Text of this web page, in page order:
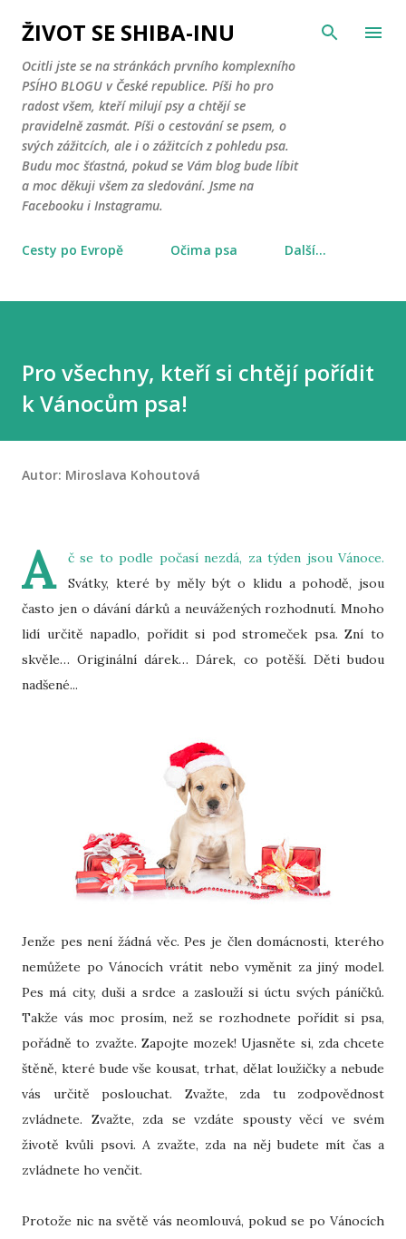
Přeskočit na hlavní obsah
ŽIVOT SE SHIBA-INU
Ocitli jste se na stránkách prvního komplexního
PSÍHO BLOGU v České republice. Píši ho pro
radost všem, kteří milují psy a chtějí se
pravidelně zasmát. Píši o cestování se psem, o
svých zážitcích, ale i o zážitcích z pohledu psa.
Budu moc šťastná, pokud se Vám blog bude líbit
a moc děkuji všem za sledování. Jsme na
Facebooku i Instagramu.
Cesty po Evropě Očima psa Další…
Pro všechny, kteří si chtějí pořídit
k Vánocům psa!
Autor: Miroslava Kohoutová
A
č se to podle počasí nezdá, za týden jsou Vánoce.
Svátky, které by měly být o klidu a pohodě, jsou
často jen o dávání dárků a neuvážených rozhodnutí. Mnoho
lidí určitě napadlo, pořídit si pod stromeček psa. Zní to
skvěle… Originální dárek… Dárek, co potěší. Děti budou
nadšené...
Jenže pes není žádná věc. Pes je člen domácnosti, kterého
nemůžete po Vánocích vrátit nebo vyměnit za jiný model.
Pes má city, duši a srdce a zaslouží si úctu svých páníčků.
Takže vás moc prosím, než se rozhodnete pořídit si psa,
pořádně to zvažte. Zapojte mozek! Ujasněte si, zda chcete
štěně, které bude vše kousat, trhat, dělat loužičky a nebude
vás určitě poslouchat. Zvažte, zda tu zodpovědnost
zvládnete. Zvažte, zda se vzdáte spousty věcí ve svém
životě kvůli psovi. A zvažte, zda na něj budete mít čas a
zvládnete ho venčit.
Protože nic na světě vás neomlouvá, pokud se po Vánocích